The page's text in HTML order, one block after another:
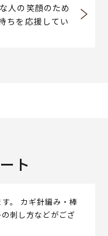
人の笑顔のため
ちを応援してい
ト
。 カギ針編み・棒
刺し方などがござ